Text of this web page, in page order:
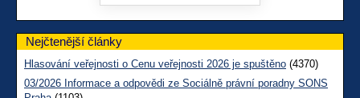
Nejčtenější články
Hlasování veřejnosti o Cenu veřejnosti 2026 je spuštěno (4370)
03/2026 Informace a odpovědi ze Sociálně právní poradny SONS